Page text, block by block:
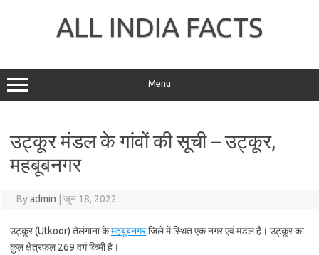
ALL INDIA FACTS
Menu
उट्कूर मंडल के गांवों की सूची – उट्कूर,
महबूबनगर
Byadmin जून 18, 2022
उट्कूर (Utkoor) तेलंगाना केमहबूबनगरजिले में स्थित एक नगर एवं मंडल है। उट्कूर का
कुल क्षेत्रफल 269 वर्ग किमी है।